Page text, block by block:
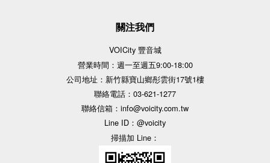
關注我們
VOICity 豐音城
營業時間：週一至週五9:00-18:00
公司地址：新竹縣寶山鄉彤雲街17號1樓
聯絡電話：03-621-1277
聯絡信箱：info@voicity.com.tw
Line ID：@voicity
掃描加 Line：